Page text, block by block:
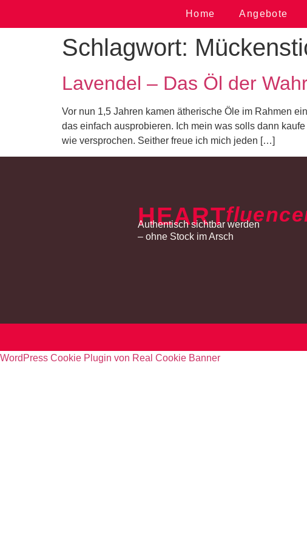
Home Angebote
Schlagwort:
Lavendel – Das Öl der
Vor nun 1,5 Jahren kamen ätherische Öle im Rahmen
das einfach ausprobieren. Ich mein was solls dann
wie versprochen. Seither freue ich mich jeden […]
HEART
Authentisch sichtbar werden
– ohne Stock im Arsch
WordPress Cookie Plugin von Real Cookie Banner